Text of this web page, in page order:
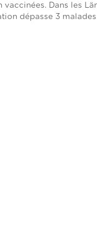
vaccinées. Dans les
dépasse 3